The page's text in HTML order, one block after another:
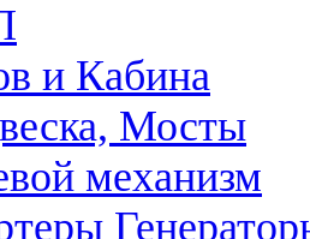
и Кабина
Мосты
механизм